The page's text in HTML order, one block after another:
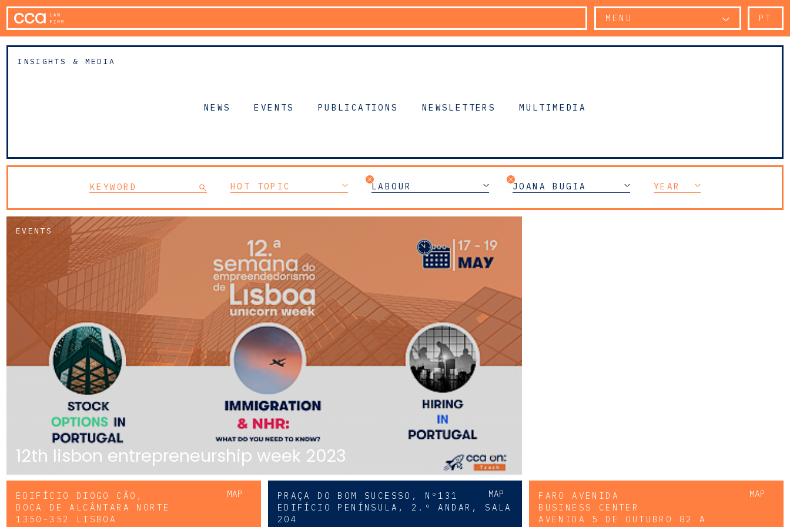
MENU PT
INSIGHTS & MEDIA
NEWS EVENTS PUBLICATIONS NEWSLETTERS MULTIMEDIA
HOT TOPIC LABOUR JOANA BUGIA YEAR
EVENTS
12th lisbon entrepreneurship week 2023
MAP
EDIFÍCIO DIOGO CÃO,
DOCA DE ALCÂNTARA NORTE
1350-352 LISBOA
MAP
PRAÇA DO BOM SUCESSO, Nº131
EDIFÍCIO PENÍNSULA, 2.º ANDAR, SALA
204
MAP
FARO AVENIDA
BUSINESS CENTER
AVENIDA 5 DE OUTUBRO 82 A